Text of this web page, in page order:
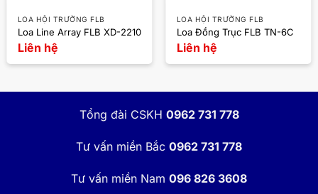
LOA HỘI TRƯỜNG FLB
Loa Line Array FLB XD-2210
Liên hệ
LOA HỘI TRƯỜNG FLB
Loa Đồng Trục FLB TN-6C
Liên hệ
Tổng đài CSKH 0962 731 778
Tư vấn miền Bắc 0962 731 778
Tư vấn miền Nam 096 826 3608